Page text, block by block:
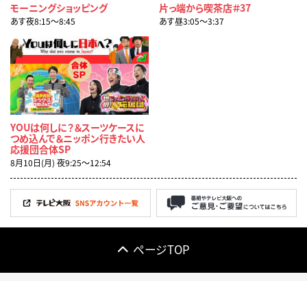
モーニングショッピング
あす夜8:15〜8:45
片っ端から喫茶店＃37
あす昼3:05〜3:37
YOUは何しに？＆スーツケースに
つめ込んで＆ニッポン行きたい人
応援団合体SP
8月10日(月) 夜9:25〜12:54
ページTOP